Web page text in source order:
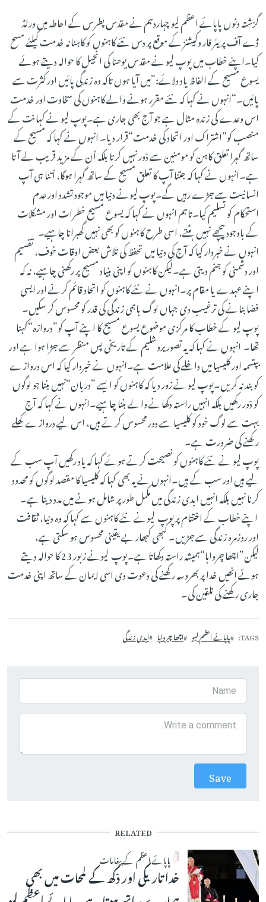
گزشتہ دنوں پاپائے اعظم لیو چہاردہم نے مقدس پطرس کے احاطہ میں ورلڈ
ڈے آف پریئر فار وکیشنز کے موقع پر دس نئے کاہنوں کو کاہنانہ خدمت کیلئے مسح
کیا۔اپنے خطاب میں پوپ لیو نے مقدس یوحنا کی انجیل کا حوالہ دیتے ہوئے
یسوع مسیح کے الفاظ یاد دلائے:”میں آیا ہوں تاکہ وہ زندگی پائیں اور کثرت سے
پائیں۔“انہوں نے کہا کہ نئے مقرر ہونے والے کاہنوں کی سخاوت اور خدمت
اس وعدے کی زندہ مثال ہے جو آج بھی جاری ہے۔پوپ لیو نے کہانت کے
منصب کو”اشتراک اور اتحاد کی خدمت“قرار دیا۔ انہوں نے کہا کہ مسیح کے
ساتھ گہرا تعلق کاہن کو مومنین سے دْور نہیں کرتا بلکہ اْن کے مزید قریب لے آتا
ہے۔انہوں نے کہا کہ جتنا آپ کا تعلق مسیح کے ساتھ گہرا ہوگا، اْتنا ہی آپ
انسانیت سے جڑے رہیں گے۔پوپ لیونے دنیا میں موجود تشدد اور عدم
استحکام کو تسلیم کیا۔تاہم انہوں نے کہا کہ یسوع مسیح خطرات اور مشکلات
کے باوجود پیچھے نہیں ہٹتے، اسی طرح کاہنوں کو بھی نہیں گھبرانا چاہیے۔
انہوں نے خبردار کیا کہ آج کی دنیا میں تحفظ کی تلاش بعض اوقات خوف، تقسیم
اور دشمنی کو جنم دیتی ہے۔لیکن کاہنوں کو اپنی بنیاد مسیح پر رکھنی چاہیے، نہ کہ
اپنے عہدے یا مقام پر۔انہوں نے نئے کاہنوں کو اتحاد قائم کرنے اور ایسی
فضا بنانے کی ترغیب دی جہاں لوگ باہمی زندگی کی قدر کو محسوس کر سکیں۔
پوپ لیو کے خطاب کا مرکزی موضوع یسوع مسیح کا اپنے آپ کو”دروازہ“کہنا
تھا۔ انہوں نے کہا کہ یہ تصور یروشلیم کے تاریخی پس منظر سے جڑا ہوا ہے اور
بپتسمہ اور کلیسیا میں داخلے کی علامت ہے۔انہوں نے خبردار کیا کہ اس دروازے
کو بند نہ کریں۔پوپ لیو نے زور دیا کہ کاہنوں کو ایسے ”دربان“نہیں بننا جو لوگوں
کو دْور رکھیں بلکہ انہیں راستہ دکھانے والے بننا چاہیے۔انہوں نے کہا کہ آج
بہت سے لوگ خود کو کلیسیا سے دور محسوس کرتے ہیں، اس لیے دروازے کھلے
رکھنے کی ضرورت ہے۔
پوپ لیو نے نئے کاہنوں کو نصیحت کرتے ہوئے کہا کہ یاد رکھیں آپ سب کے
لیے ہیں اور سب کے ہیں۔انہوں نے یہ بھی کہا کہ کلیسیا کا مقصد لوگوں کو محدود
کرنا نہیں بلکہ انہیں ابدی زندگی میں مکمل طور پر شامل ہونے میں مدد دینا ہے۔
اپنے خطاب کے اختتام پر پوپ لیونے نئے کاہنوں سے کہا کہ وہ دنیا، ثقافت
اور روزمرہ زندگی سے جڑیں۔ کبھی کبھار بے یقینی محسوس ہو سکتی ہے،
لیکن”اچھا چرواہا“ہمیشہ راستہ دکھاتا ہے۔پوپ لیونے زبور 23 کا حوالہ دیتے
ہوئے انھیں خدا پر بھروسہ رکھنے کی دعوت دی اسی ایمان کے ساتھ اپنی خدمت
جاری رکھنے کی تلقین کی۔
TAGS پاپائے اعظم لیو اچھا چرواہا ابدی زندگی
RELATED
پاپائے اعظم کے پیغامات
خدا تاریکی اور دْکھ کے لمحات میں بھی